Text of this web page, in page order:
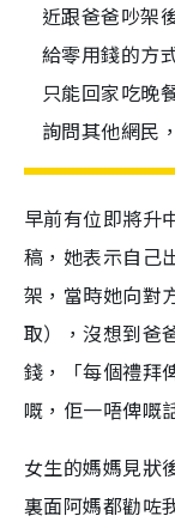
近跟爸爸吵架
給零用錢的方
只能回家吃晚
詢問其他網民
早前有位即將升
稿，她表示自己
架，當時她向對
取），沒想到爸
錢，「每個禮拜
嘅，佢一唔俾嘅
女生的媽媽見狀
裏面阿媽都勸咗